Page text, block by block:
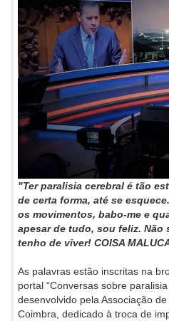
"Ter paralisia cerebral é tão
de certa forma, até se
os movimentos, babo-me e
apesar de tudo, sou feliz. Não
tenho de viver! COISA
As palavras estão inscritas na
portal “Conversas sobre
desenvolvido pela Associação
Coimbra, dedicado à troca de